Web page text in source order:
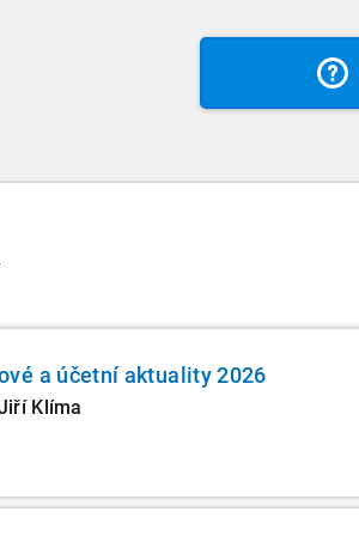
a účetní aktuality 2026
Klíma